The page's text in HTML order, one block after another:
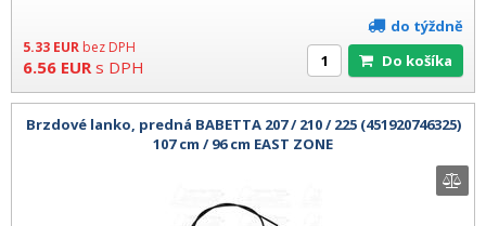
5.33 EUR bez DPH
6.56 EUR s DPH
do týždně
Do košíka
Brzdové lanko, predná BABETTA 207 / 210 / 225 (451920746325)
107 cm / 96 cm EAST ZONE